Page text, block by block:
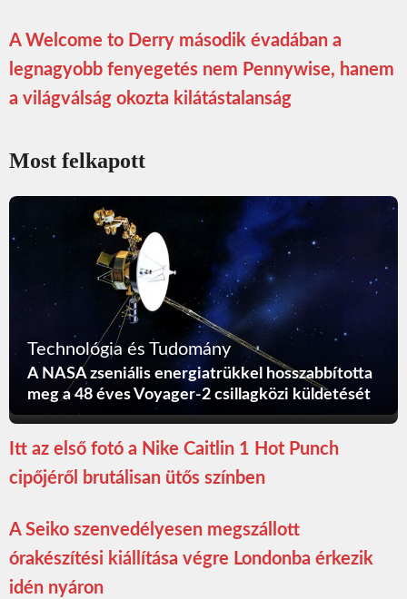
A Welcome to Derry második évadában a
legnagyobb fenyegetés nem Pennywise, hanem
a világválság okozta kilátástalanság
Most felkapott
Technológia és Tudomány
A NASA zseniális energiatrükkel hosszabbította
meg a 48 éves Voyager-2 csillagközi küldetését
Itt az első fotó a Nike Caitlin 1 Hot Punch
cipőjéről brutálisan ütős színben
A Seiko szenvedélyesen megszállott
órakészítési kiállítása végre Londonba érkezik
idén nyáron